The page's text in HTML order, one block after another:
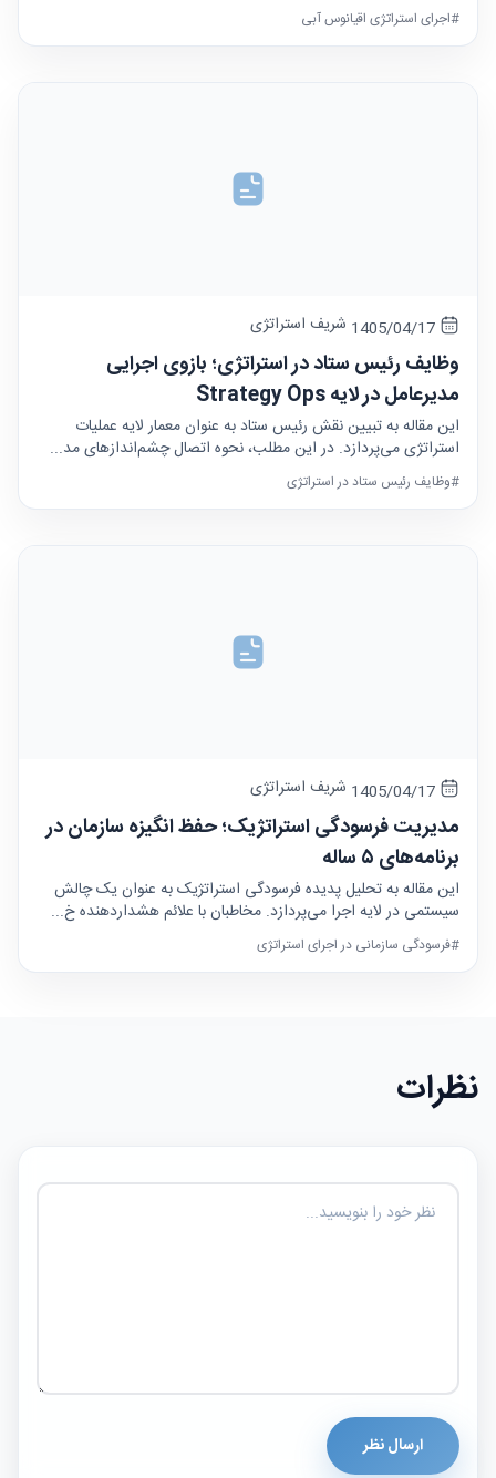
#اجرای استراتژی اقیانوس آبی
شریف استراتژی
وظایف رئیس ستاد در استراتژی؛ بازوی اجرایی
مدیرعامل در لایه Strategy Ops
این مقاله به تبیین نقش رئیس ستاد به عنوان معمار لایه عملیات
استراتژی می‌پردازد. در این مطلب، نحوه اتصال چشم‌اندازهای مد...
#وظایف رئیس ستاد در استراتژی
شریف استراتژی
مدیریت فرسودگی استراتژیک؛ حفظ انگیزه سازمان در
برنامه‌های ۵ ساله
این مقاله به تحلیل پدیده فرسودگی استراتژیک به عنوان یک چالش
سیستمی در لایه اجرا می‌پردازد. مخاطبان با علائم هشداردهنده خ...
#فرسودگی سازمانی در اجرای استراتژی
نظرات
ارسال نظر